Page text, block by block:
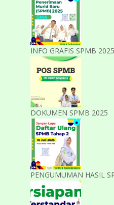
INFO GRAFIS SPMB 2025
DOKUMEN SPMB 2025
PENGUMUMAN HASIL